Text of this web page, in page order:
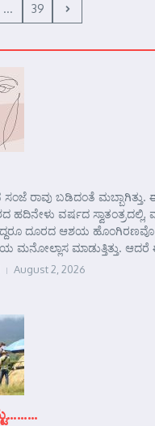
... 39
ರಾವು ಬಡಿದಂತೆ ಮಬ್ಬಾಗಿತ್ತು.
ಹದಿನೇಳು ವರ್ಷದ
ದೂರದ ಆಶಯ
ಮನೋಲ್ಲಾಸ ಮಾಡುತ್ತಿತ್ತು. ಆದರೆ
August 2, 2026